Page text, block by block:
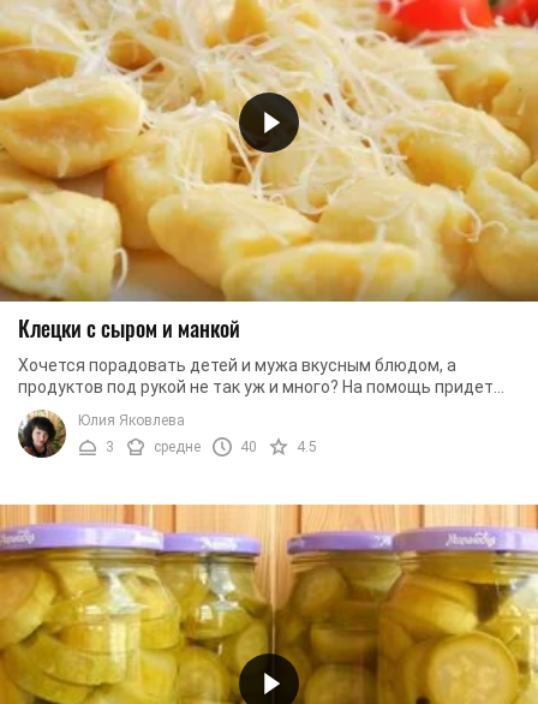
Клецки с сыром и манкой
Хочется порадовать детей и мужа вкусным блюдом, а
продуктов под рукой не так уж и много? На помощь придет
рецепт клецек с сыром. Казалось бы, чем ...
Юлия Яковлева
3
средне 40 4.5